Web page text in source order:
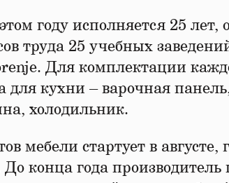
году исполняется 25 лет,
труда 25 учебных
Для комплектации
для кухни – варочная
холодильник.
мебели стартует в августе,
конца года производитель